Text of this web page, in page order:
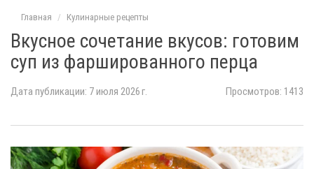
Главная Кулинарные рецепты
Вкусное сочетание вкусов: готовим
суп из фаршированного перца
Дата публикации: 7 июля 2026 г. Просмотров: 1413